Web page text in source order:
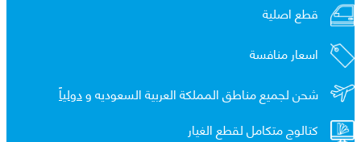
قطع اصلية
اسعار منافسة
شحن لجميع مناطق المملكة العربية السعوديه ودولياً
كتالوج متكامل لقطع الغيار